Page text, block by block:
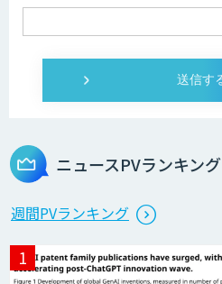
ニュースPVランキング
週間PVランキング